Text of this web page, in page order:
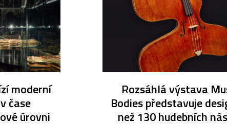
moderní
čase
úrovni
Rozsáhlá výstava
Bodies představuje
než 130 hudebních